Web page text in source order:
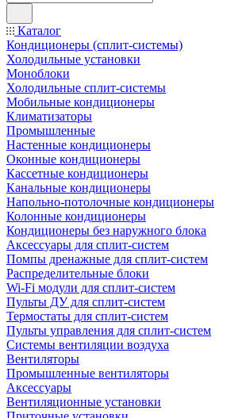
Каталог
Кондиционеры (сплит-системы)
Холодильные установки
Моноблоки
Холодильные сплит-системы
Мобильные кондиционеры
Климатизаторы
Промышленные
Настенные кондиционеры
Оконные кондиционеры
Кассетные кондиционеры
Канальные кондиционеры
Напольно-потолочные кондиционеры
Колонные кондиционеры
Кондиционеры без наружного блока
Аксессуары для сплит-систем
Помпы дренажные для сплит-систем
Распределительные блоки
Wi-Fi модули для сплит-систем
Пульты ДУ для сплит-систем
Термостаты для сплит-систем
Пульты управления для сплит-систем
Системы вентиляции воздуха
Вентиляторы
Промышленные вентиляторы
Аксессуары
Вентиляционные установки